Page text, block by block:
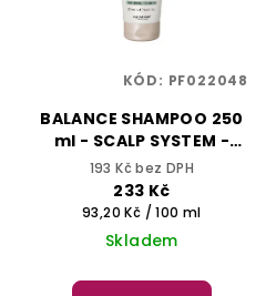
BALANCE SHAMPOO 250
ml - SCALP SYSTEM -
ALFAPARF IL SALONE
MILANO
193 Kč bez DPH
233 Kč
Měrná
cena:
93,20 Kč / 100 ml
Skladem
KÓD: PF022048